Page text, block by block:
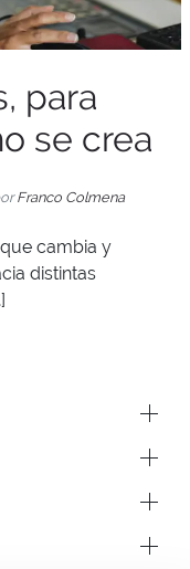
para
se crea
Franco Colmena
cambia y
distintas